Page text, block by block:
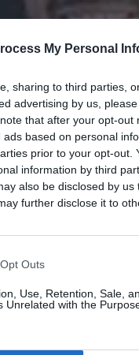
My Personal
sharing to third parties,
advertising by us,
that after your opt-out
based on personal
prior to your opt-out.
information by third
also be disclosed by
further disclose it to
Outs
Use, Retention, Sale,
Unrelated with the